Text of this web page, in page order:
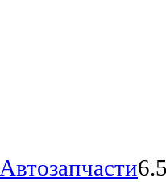
Автозапчасти